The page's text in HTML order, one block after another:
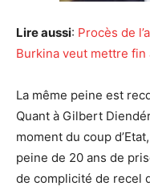
Lire aussi: Procès de
Burkina veut mettre fin
La même peine est
Quant à Gilbert
moment du coup
peine de 20 ans de
de complicité de recel